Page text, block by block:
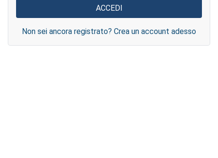
Non sei ancora registrato? Crea un account adesso